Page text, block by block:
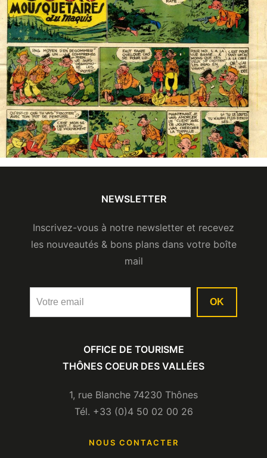
Accueil groupe jusqu'à 10 personnes
OFFICE DE TOURISME
THÔNES COEUR DES VALLÉES
1, rue Blanche 74230 Thônes
Tél. +33 (0)4 50 02 00 26
NOUS CONTACTER
NEWSLETTER
Inscrivez-vous à notre newsletter et recevez
les nouveautés & bons plans dans votre boîte
mail
OK